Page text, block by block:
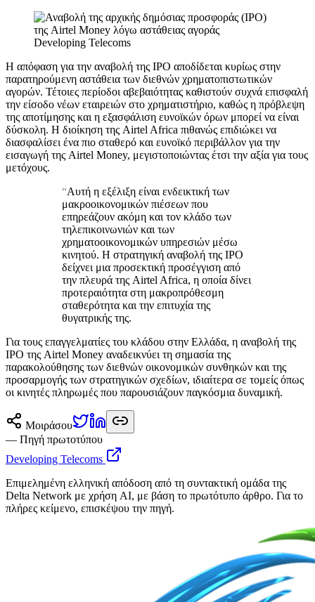
Developing Telecoms
Η απόφαση για την αναβολή της IPO αποδίδεται κυρίως στην
παρατηρούμενη αστάθεια των διεθνών χρηματοπιστωτικών
αγορών. Τέτοιες περίοδοι αβεβαιότητας καθιστούν συχνά επισφαλή
την είσοδο νέων εταιρειών στο χρηματιστήριο, καθώς η πρόβλεψη
της αποτίμησης και η εξασφάλιση ευνοϊκών όρων μπορεί να είναι
δύσκολη. Η διοίκηση της Airtel Africa πιθανώς επιδιώκει να
διασφαλίσει ένα πιο σταθερό και ευνοϊκό περιβάλλον για την
εισαγωγή της Airtel Money, μεγιστοποιώντας έτσι την αξία για τους
μετόχους.
“Αυτή η εξέλιξη είναι ενδεικτική των
μακροοικονομικών πιέσεων που
επηρεάζουν ακόμη και τον κλάδο των
τηλεπικοινωνιών και των
χρηματοοικονομικών υπηρεσιών μέσω
κινητού. Η στρατηγική αναβολή της IPO
δείχνει μια προσεκτική προσέγγιση από
την πλευρά της Airtel Africa, η οποία δίνει
προτεραιότητα στη μακροπρόθεσμη
σταθερότητα και την επιτυχία της
θυγατρικής της.
Για τους επαγγελματίες του κλάδου στην Ελλάδα, η αναβολή της
IPO της Airtel Money αναδεικνύει τη σημασία της
παρακολούθησης των διεθνών οικονομικών συνθηκών και της
προσαρμογής των στρατηγικών σχεδίων, ιδιαίτερα σε τομείς όπως
οι κινητές πληρωμές που παρουσιάζουν παγκόσμια δυναμική.
Μοιράσου
— Πηγή πρωτοτύπου
Developing Telecoms
Επιμελημένη ελληνική απόδοση από τη συντακτική ομάδα της
Delta Network με χρήση AI, με βάση το πρωτότυπο άρθρο. Για το
πλήρες κείμενο, επισκέψου την πηγή.